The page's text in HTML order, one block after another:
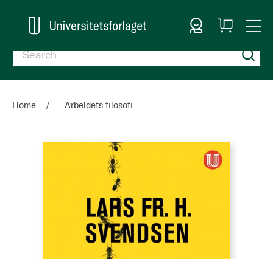
Sign In
My
Cart
Home Arbeidets filosofi